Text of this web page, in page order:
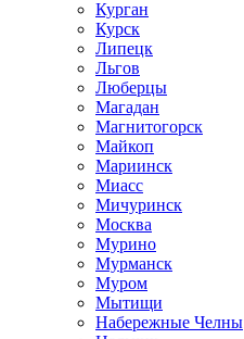
Курган
Курск
Липецк
Льгов
Люберцы
Магадан
Магнитогорск
Майкоп
Мариинск
Миасс
Мичуринск
Москва
Мурино
Мурманск
Муром
Мытищи
Набережные Челны